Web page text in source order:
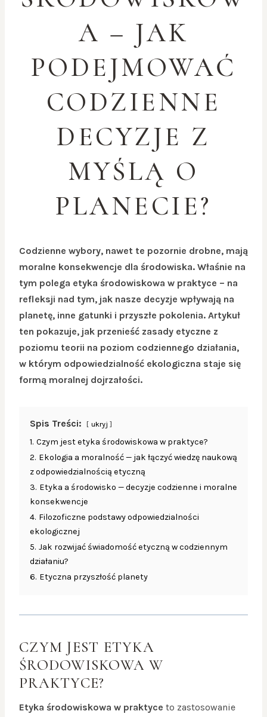
A – JAK
PODEJMOWAĆ
CODZIENNE
DECYZJE Z
MYŚLĄ O
PLANECIE?
Codzienne wybory, nawet te pozornie drobne, mają
moralne konsekwencje dla środowiska. Właśnie na
tym polega etyka środowiskowa w praktyce – na
refleksji nad tym, jak nasze decyzje wpływają na
planetę, inne gatunki i przyszłe pokolenia. Artykuł
ten pokazuje, jak przenieść zasady etyczne z
poziomu teorii na poziom codziennego działania,
w którym odpowiedzialność ekologiczna staje się
formą moralnej dojrzałości.
Spis Treści: ukryj
1. Czym jest etyka środowiskowa w praktyce?
2. Ekologia a moralność — jak łączyć wiedzę naukową
z odpowiedzialnością etyczną
3. Etyka a środowisko — decyzje codzienne i moralne
konsekwencje
4. Filozoficzne podstawy odpowiedzialności
ekologicznej
5. Jak rozwijać świadomość etyczną w codziennym
działaniu?
6. Etyczna przyszłość planety
CZYM JEST ETYKA
ŚRODOWISKOWA W
PRAKTYCE?
Etyka środowiskowa w praktyce to zastosowanie